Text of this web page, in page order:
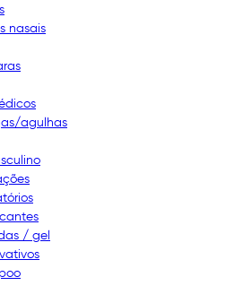
nasais
agulhas
/ gel